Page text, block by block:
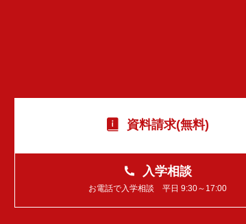
資料請求(無料)
入学相談
お電話で入学相談 平日 9:30～17:00